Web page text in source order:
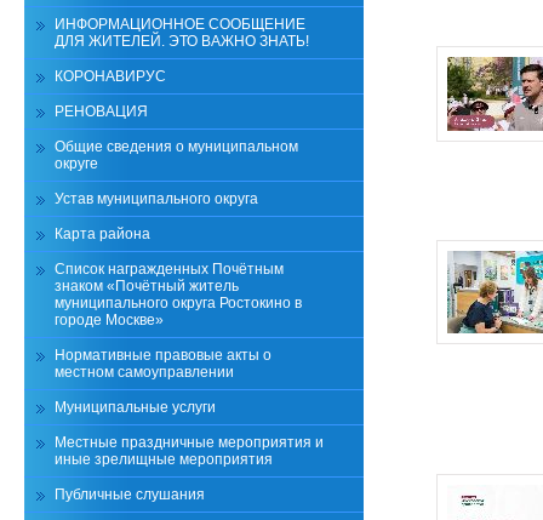
ИНФОРМАЦИОННОЕ СООБЩЕНИЕ
ДЛЯ ЖИТЕЛЕЙ. ЭТО ВАЖНО ЗНАТЬ!
КОРОНАВИРУС
РЕНОВАЦИЯ
Общие сведения о муниципальном
округе
Устав муниципального округа
Карта района
Список награжденных Почётным
знаком «Почётный житель
муниципального округа Ростокино в
городе Москве»
Нормативные правовые акты о
местном самоуправлении
Муниципальные услуги
Местные праздничные мероприятия и
иные зрелищные мероприятия
Публичные слушания